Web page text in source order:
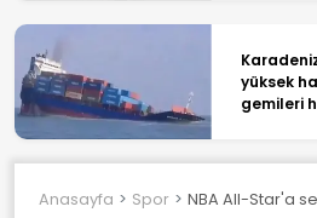
yüksek
gemileri
Anasayfa Spor NBA All-Star'a